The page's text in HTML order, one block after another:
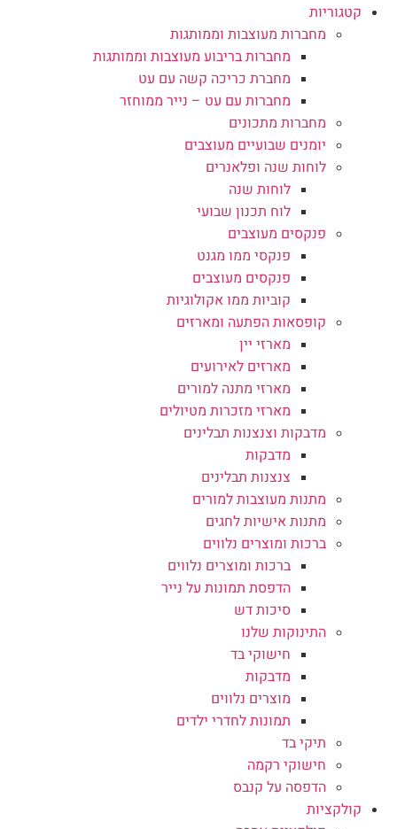
קטגוריות
מחברות מעוצבות וממותגות
מחברות בריבוע מעוצבות וממותגות
מחברת כריכה קשה עם עט
מחברות עם עט – נייר ממוחזר
מחברות מתכונים
יומנים שבועיים מעוצבים
לוחות שנה ופלאנרים
לוחות שנה
לוח תכנון שבועי
פנקסים מעוצבים
פנקסי ממו מגנט
פנקסים מעוצבים
קוביות ממו אקולוגיות
קופסאות הפתעה ומארזים
מארזי יין
מארזים לאירועים
מארזי מתנה למורים
מארזי מזכרות מטיולים
מדבקות וצנצנות תבלינים
מדבקות
צנצנות תבלינים
מתנות מעוצבות למורים
מתנות אישיות לחגים
ברכות ומוצרים נלווים
ברכות ומוצרים נלווים
הדפסת תמונות על נייר
סיכות דש
התינוקות שלנו
חישוקי בד
מדבקות
מוצרים נלווים
תמונות לחדרי ילדים
תיקי בד
חישוקי רקמה
הדפסה על קנבס
קולקציות